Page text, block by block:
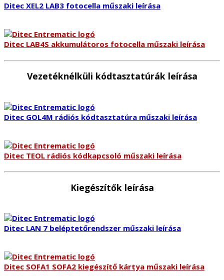
Ditec XEL2 LAB3 fotocella műszaki leírása
Ditec LAB4S akkumulátoros fotocella műszaki leírása
Vezetéknélküli kódtasztatúrák leírása
Ditec GOL4M rádiós kódtasztatúra műszaki leírása
Ditec TEOL rádiós kódkapcsoló műszaki leírása
Kiegészítők leírása
Ditec LAN 7 beléptetőrendszer műszaki leírása
Ditec SOFA1 SOFA2 kiegészítő kártya műszaki leírása